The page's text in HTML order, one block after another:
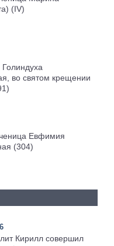
(IV)
Евфимия
Всехвальная (304)
Кирилл совершил